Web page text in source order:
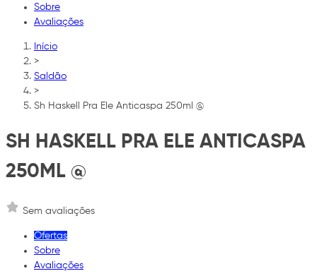
Sobre
Avaliações
Início
>
Saldão
>
Sh Haskell Pra Ele Anticaspa 250ml @
SH HASKELL PRA ELE ANTICASPA
250ML @
Sem avaliações
Ofertas
Sobre
Avaliações